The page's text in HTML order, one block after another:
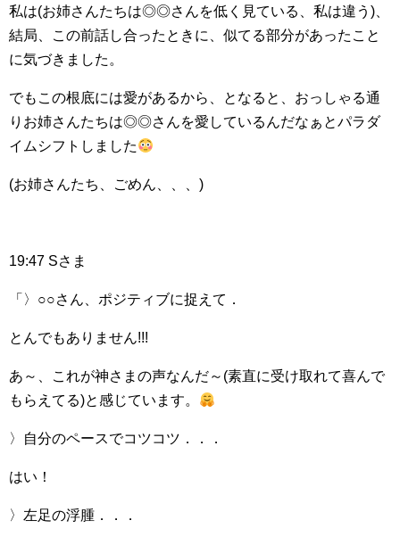
私は(お姉さんたちは◎◎さんを低く見ている、私は違う)、
結局、この前話し合ったときに、似てる部分があったこと
に気づきました。
でもこの根底には愛があるから、となると、おっしゃる通
りお姉さんたちは◎◎さんを愛しているんだなぁとパラダ
イムシフトしました
(お姉さんたち、ごめん、、、)
19:47 Sさま
「〉○○さん、ポジティブに捉えて．
とんでもありません!!!
あ～、これが神さまの声なんだ～(素直に受け取れて喜んで
もらえてる)と感じています。
〉自分のペースでコツコツ．．．
はい！
〉左足の浮腫．．．